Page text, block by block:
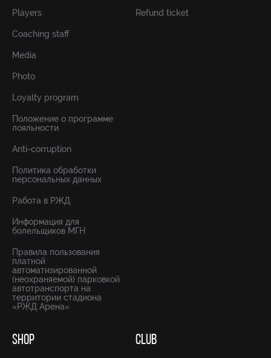
Players
Coaching staff
Media
Photo
Loyalty program
Положение о программе
лояльности
Anti-corruption
Политика обработки
персональных данных
Работа в РЖД
Информация для
болельщиков МГН
Правила пользования
платной
автоматизированной
(неохраняемой) парковкой
автотранспорта на
территории стадиона
«РЖД Арена»
Refund ticket
SHOP CLUB